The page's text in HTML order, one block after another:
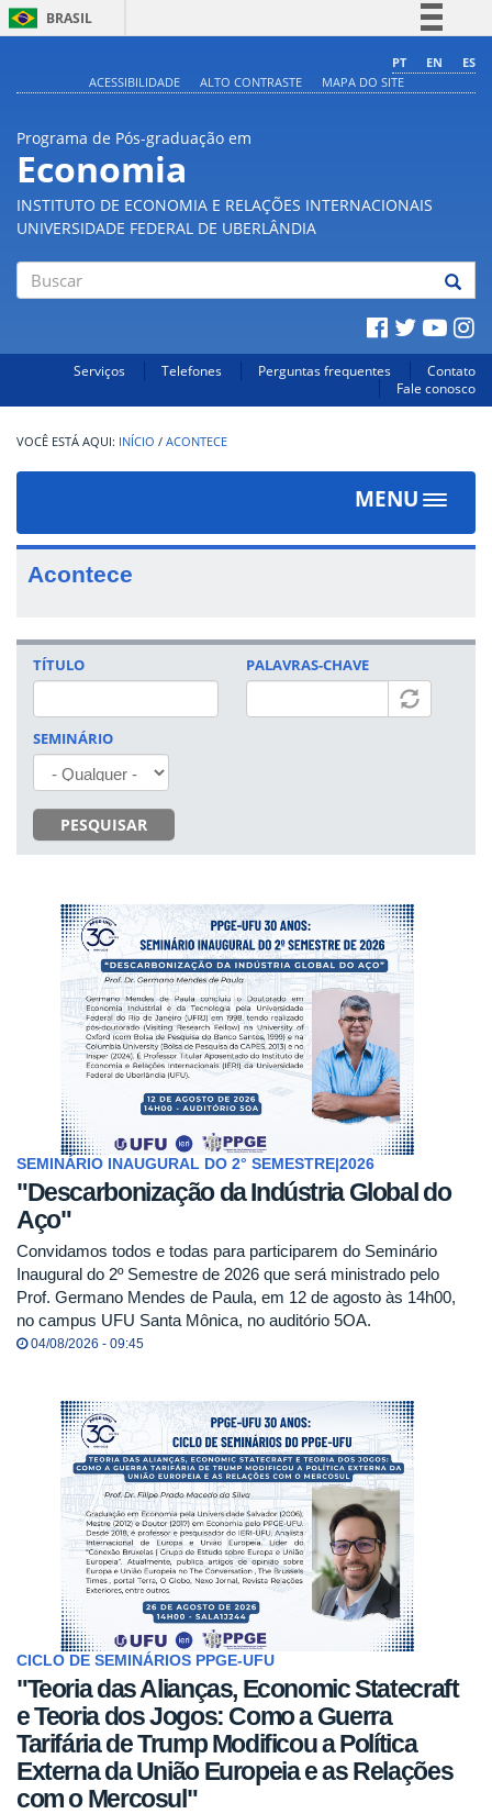
BRASIL
Comunica BR
PT EN
ES
ACESSIBILIDADE
ALTO CONTRASTE MAPA DO SITE
Programa de Pós-graduação em
Economia
INSTITUTO DE ECONOMIA E RELAÇÕES INTERNACIONAIS
UNIVERSIDADE FEDERAL DE UBERLÂNDIA
Serviços Telefones Perguntas frequentes
Contato
Fale conosco
INÍCIO / ACONTECE
MENU
Toggle
Acontece
TÍTULO
SEMINÁRIO
PESQUISAR
PALAVRAS-CHAVE
SEMINÁRIO INAUGURAL DO 2° SEMESTRE|2026
"Descarbonização da Indústria Global do
Aço"
Convidamos todos e todas para participarem do Seminário
Inaugural do 2º Semestre de 2026 que será ministrado pelo
Prof. Germano Mendes de Paula, em 12 de agosto às 14h00,
no campus UFU Santa Mônica, no auditório 5OA.
04/08/2026 - 09:45
CICLO DE SEMINÁRIOS PPGE-UFU
"Teoria das Alianças, Economic Statecraft
e Teoria dos Jogos: Como a Guerra
Tarifária de Trump Modificou a Política
Externa da União Europeia e as Relações
com o Mercosul"